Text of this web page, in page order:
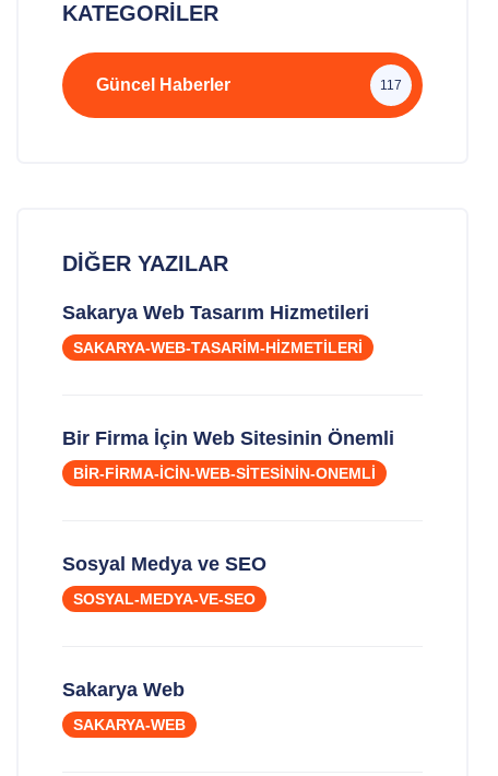
KATEGORILER
Güncel Haberler 117
DIĞER YAZILAR
Sakarya Web Tasarım Hizmetileri
SAKARYA-WEB-TASARIM-HIZMETILERI
Bir Firma İçin Web Sitesinin Önemli
BIR-FIRMA-ICIN-WEB-SITESININ-ONEMLI
Sosyal Medya ve SEO
SOSYAL-MEDYA-VE-SEO
Sakarya Web
SAKARYA-WEB